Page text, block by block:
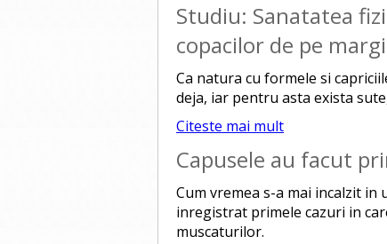
Studiu: Sanatatea
copacilor de pe
Ca natura cu formele si
deja, iar pentru asta exista
Citeste mai mult
Capusele au facut
Cum vremea s-a mai incalzit in
inregistrat primele cazuri in
muscaturilor.